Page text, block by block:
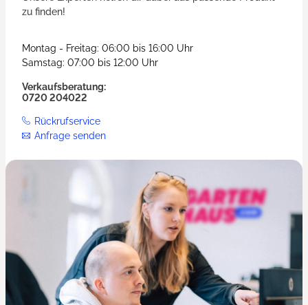
zu finden!
Montag - Freitag: 06:00 bis 16:00 Uhr
Samstag: 07:00 bis 12:00 Uhr
Verkaufsberatung:
0720 204022
Rückrufservice
Anfrage senden